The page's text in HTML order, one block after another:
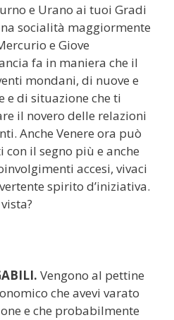
e Urano ai tuoi Gradi
socialità maggiormente
e Giove
fa in maniera che il
mondani, di nuove e
e di situazione che ti
il novero delle relazioni
Anche Venere ora può
con il segno più e anche
accesi, vivaci
spirito d’iniziativa.
Vengono al pettine
che avevi varato
e che probabilmente